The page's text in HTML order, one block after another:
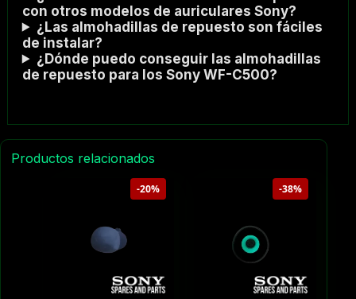
con otros modelos de auriculares Sony?
¿Las almohadillas de repuesto son fáciles
de instalar?
¿Dónde puedo conseguir las almohadillas
de repuesto para los Sony WF-C500?
Productos relacionados
-20% -38%